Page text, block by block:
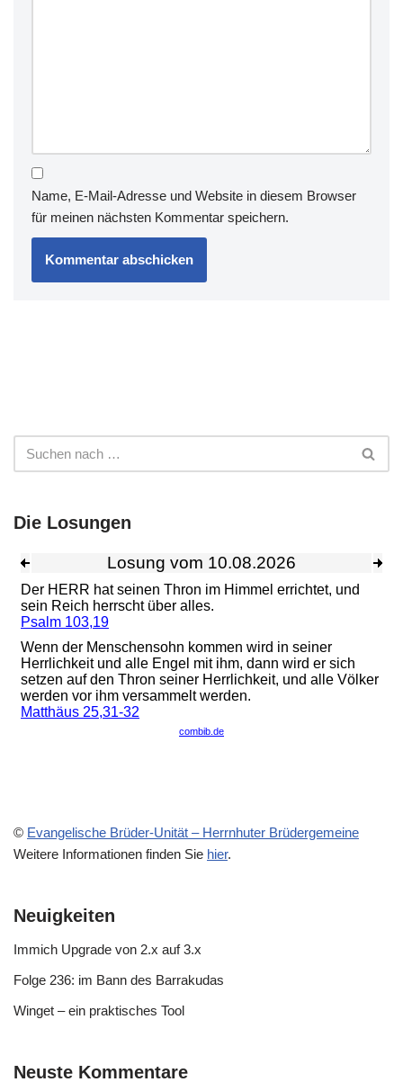
Name, E-Mail-Adresse und Website in diesem Browser
für meinen nächsten Kommentar speichern.
Die Losungen
© Evangelische Brüder-Unität – Herrnhuter Brüdergemeine
Weitere Informationen finden Sie hier.
Neuigkeiten
Immich Upgrade von 2.x auf 3.x
Folge 236: im Bann des Barrakudas
Winget – ein praktisches Tool
Neuste Kommentare